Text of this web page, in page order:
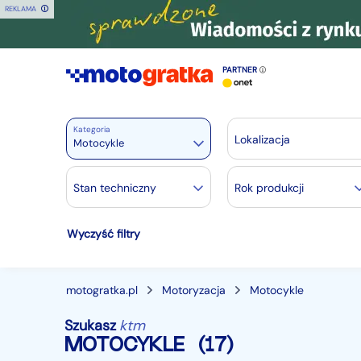
REKLAMA
PARTNER
Kategoria
Motocykle
Motoryzacja
Osobowe
Dostawcze 3523
Autobusy 167
Lokalizacja
Stan techniczny Rok produkcji
Wyczyść filtry
motogratka.pl Motoryzacja Motocykle
Szukasz ktm
MOTOCYKLE (17)